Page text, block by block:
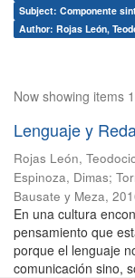
Subject: Componente
Author: Rojas León,
Now showing items
Lenguaje y
Rojas León,
Espinoza, Dimas;
Bausate y Meza,
En una cultura
pensamiento que
porque el lenguaje
comunicación sino,